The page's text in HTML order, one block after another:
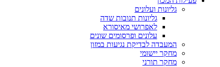
גליונות ועלונים
גליונות תנובות שדה
לאפרושי מאיסורא
עלונים ופרסומים שונים
המעבדה לבדיקת נגיעות במזון
מחקר יישומי
מחקר תורני